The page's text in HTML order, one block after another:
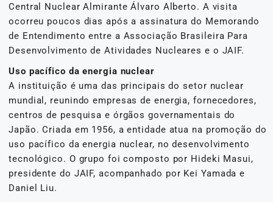
Central Nuclear Almirante Álvaro Alberto. A visita
ocorreu poucos dias após a assinatura do Memorando
de Entendimento entre a Associação Brasileira Para
Desenvolvimento de Atividades Nucleares e o JAIF.
Uso pacífico da energia nuclear
A instituição é uma das principais do setor nuclear
mundial, reunindo empresas de energia, fornecedores,
centros de pesquisa e órgãos governamentais do
Japão. Criada em 1956, a entidade atua na promoção do
uso pacífico da energia nuclear, no desenvolvimento
tecnológico. O grupo foi composto por Hideki Masui,
presidente do JAIF, acompanhado por Kei Yamada e
Daniel Liu.